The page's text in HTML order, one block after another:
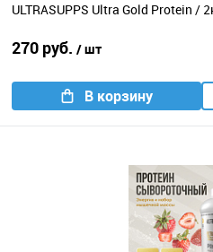
ULTRASUPPS Ultra Gold Protein /
270 руб. / шт
В корзину